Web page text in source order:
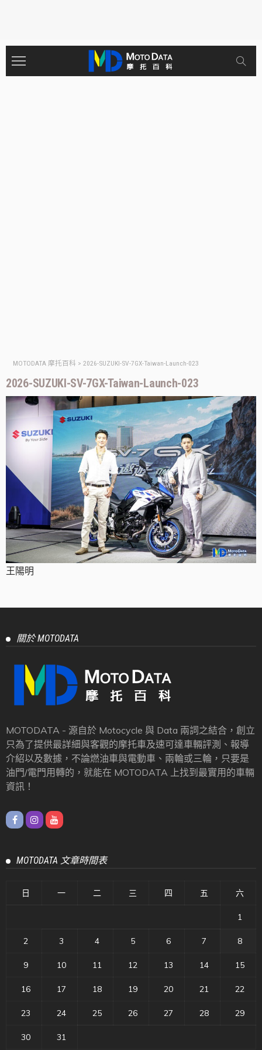
MOTODATA 摩托百科 > 2026-SUZUKI-SV-7GX-Taiwan-Launch-023
2026-SUZUKI-SV-7GX-Taiwan-Launch-023
王陽明
關於 MOTODATA
MOTODATA - 源自於 Motocycle 與 Data 兩詞之結合，創立
只為了提供最詳細與客觀的摩托車及速可達車輛評測、報導
介紹以及數據，不論燃油車與電動車、兩輪或三輪，只要是
油門/電門用轉的，就能在 MOTODATA 上找到最實用的車輛
資訊！
MOTODATA 文章時間表
日 一 二 三 四 五 六
1
2 3 4 5 6 7 8
9 10 11 12 13 14 15
16 17 18 19 20 21 22
23 24 25 26 27 28 29
30 31